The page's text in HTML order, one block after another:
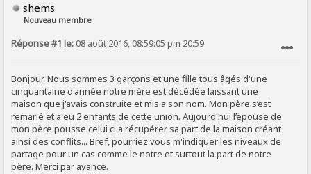
shems
Nouveau membre
Réponse #1 le: 08 août 2016, 08:59:05 pm 20:59
Bonjour. Nous sommes 3 garçons et une fille tous âgés d'une
cinquantaine d'année notre mère est décédée laissant une
maison que j'avais construite et mis a son nom. Mon père s’est
remarié et a eu 2 enfants de cette union. Aujourd'hui l’épouse de
mon père pousse celui ci a récupérer sa part de la maison créant
ainsi des conflits... Bref, pourriez vous m'indiquer les niveaux de
partage pour un cas comme le notre et surtout la part de notre
père. Merci par avance.